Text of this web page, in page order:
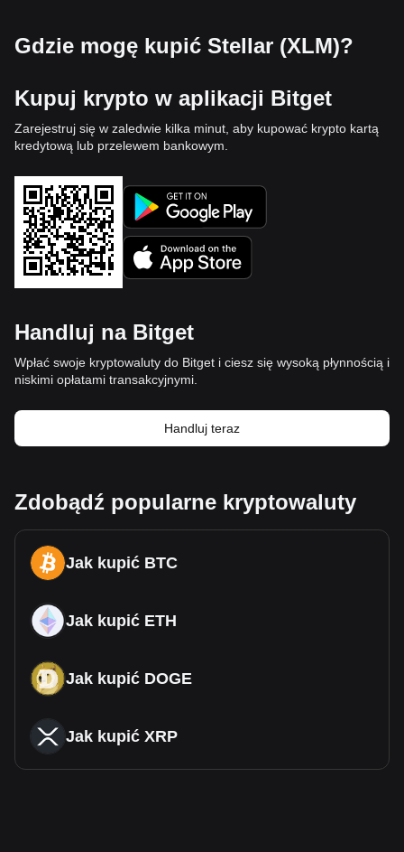
Gdzie mogę kupić Stellar (XLM)?
Kupuj krypto w aplikacji Bitget
Zarejestruj się w zaledwie kilka minut, aby kupować krypto kartą
kredytową lub przelewem bankowym.
Handluj na Bitget
Wpłać swoje kryptowaluty do Bitget i ciesz się wysoką płynnością i
niskimi opłatami transakcyjnymi.
Handluj teraz
Zdobądź popularne kryptowaluty
Jak kupić BTC
Jak kupić ETH
Jak kupić DOGE
Jak kupić XRP